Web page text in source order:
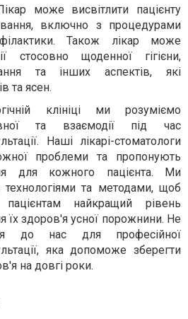
може висвітлити пацієнту
включно з процедурами
Також лікар може
стосовно щоденної гігієни,
та інших аспектів, які
та ясен.
клініці ми розуміємо
та взаємодії під час
Наші лікарі-стоматологи
проблеми та пропонують
для кожного пацієнта. Ми
та методами, щоб
найкращий рівень
їх здоров'я усної порожнини. Не
до нас для професійної
яка допоможе зберегти
на довгі роки.